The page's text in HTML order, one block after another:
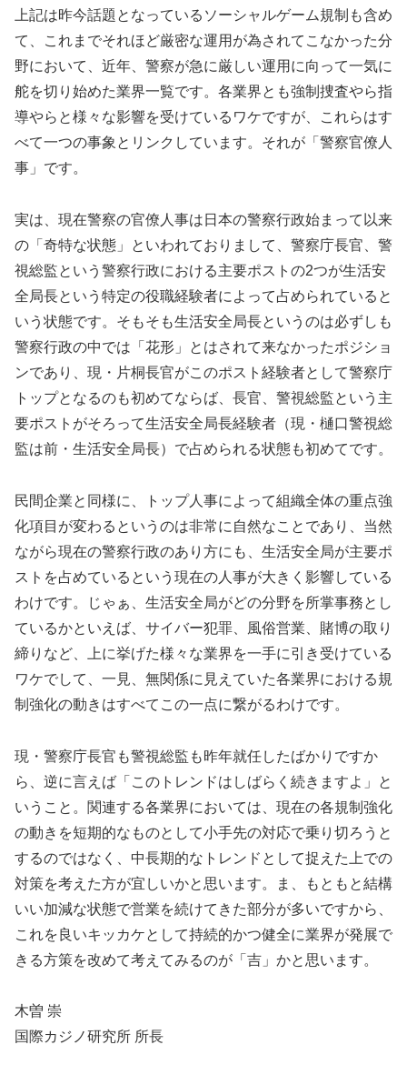
上記は昨今話題となっているソーシャルゲーム規制も含め
て、これまでそれほど厳密な運用が為されてこなかった分
野において、近年、警察が急に厳しい運用に向って一気に
舵を切り始めた業界一覧です。各業界とも強制捜査やら指
導やらと様々な影響を受けているワケですが、これらはす
べて一つの事象とリンクしています。それが「警察官僚人
事」です。
実は、現在警察の官僚人事は日本の警察行政始まって以来
の「奇特な状態」といわれておりまして、警察庁長官、警
視総監という警察行政における主要ポストの2つが生活安
全局長という特定の役職経験者によって占められていると
いう状態です。そもそも生活安全局長というのは必ずしも
警察行政の中では「花形」とはされて来なかったポジショ
ンであり、現・片桐長官がこのポスト経験者として警察庁
トップとなるのも初めてならば、長官、警視総監という主
要ポストがそろって生活安全局長経験者（現・樋口警視総
監は前・生活安全局長）で占められる状態も初めてです。
民間企業と同様に、トップ人事によって組織全体の重点強
化項目が変わるというのは非常に自然なことであり、当然
ながら現在の警察行政のあり方にも、生活安全局が主要ポ
ストを占めているという現在の人事が大きく影響している
わけです。じゃぁ、生活安全局がどの分野を所掌事務とし
ているかといえば、サイバー犯罪、風俗営業、賭博の取り
締りなど、上に挙げた様々な業界を一手に引き受けている
ワケでして、一見、無関係に見えていた各業界における規
制強化の動きはすべてこの一点に繋がるわけです。
現・警察庁長官も警視総監も昨年就任したばかりですか
ら、逆に言えば「このトレンドはしばらく続きますよ」と
いうこと。関連する各業界においては、現在の各規制強化
の動きを短期的なものとして小手先の対応で乗り切ろうと
するのではなく、中長期的なトレンドとして捉えた上での
対策を考えた方が宜しいかと思います。ま、もともと結構
いい加減な状態で営業を続けてきた部分が多いですから、
これを良いキッカケとして持続的かつ健全に業界が発展で
きる方策を改めて考えてみるのが「吉」かと思います。
木曽 崇
国際カジノ研究所 所長